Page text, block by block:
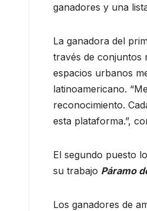
ganadores y una
La ganadora del
través de conjuntos
espacios urbanos
latinoamericano.
reconocimiento.
esta plataforma.”,
El segundo puesto
su trabajo Páramo
Los ganadores de